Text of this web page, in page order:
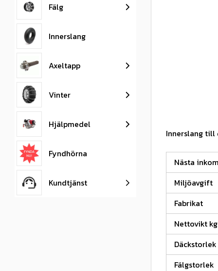
Innerslang till
Nästa
Miljöavgift
Fabrikat
Nettovikt kg
Däckstorlek
Fälgstorlek
Fälg
Innerslang
Axeltapp
Vinter
Hjälpmedel
Fyndhörna
Kundtjänst